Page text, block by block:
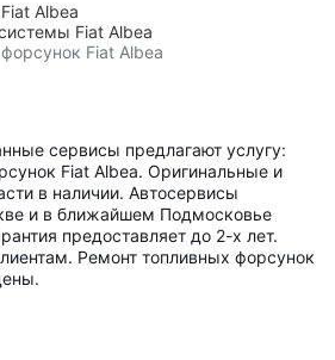
Albea
Fiat Albea
Fiat Albea
сервисы предлагают услугу:
Fiat Albea. Оригинальные и
в наличии. Автосервисы
и в ближайшем Подмосковье
предоставляет до 2-х лет.
Ремонт топливных форсунок